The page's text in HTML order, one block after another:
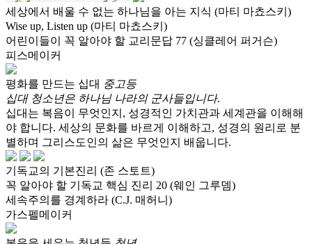
세상에서 배울 수 없는 하나님을 아는 지식 (마티 마쵸스키)
Wise up, Listen up (마티 마쵸스키)
어린이들이 꼭 알아야 할 교리문답 77 (싱클레어 퍼거슨)
피스메이커
평화를 만드는 십대 중고등
십대 청소년은 하나님 나라의 군사들입니다.
십대는 복음이 무엇인지, 성경적인 가치관과 세계관을 이해해
야 합니다. 세상의 문화를 바르게 이해하고, 성경의 원리로 분
별하며 그리스도인의 삶은 무엇인지 배웁니다.
기독교의 기본진리 (존 스토트)
꼭 알아야 할 기독교 핵심 진리 20 (웨인 그루뎀)
세속주의를 경계하라 (C.J. 매허니)
가스펠메이커